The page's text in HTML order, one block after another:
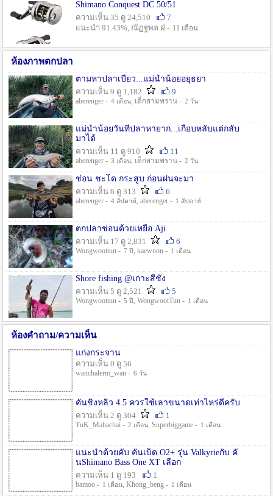
Shimano Conquest DC 50/51
ความเห็น 35 ดู 24,510
7
แนะนำ 91.43%, ณัฏฐพล ฝ่ - 11 เดือน
ห้องภาพตกปลา
ตามหาปลาเบี้ยว...แม่น้ำน้อยอยุธยา
ความเห็น 9 ดู 1,182
9
aberenger - 4 เดือน, เด็กสามพราน - 2 วัน
แม่น้ำน้อยวันที่ปลาหายาก...เกือบหลับแต่กลับ
มาได้
ความเห็น 11 ดู 910
11
aberenger - 3 เดือน, เด็กสามพราน - 2 วัน
ช่อน ชะโด กระสูบ ก่อนฝนจะมา
ความเห็น 6 ดู 313
6
aberenger - 4 สัปดาห์, aberenger - 1 สัปดาห์
ตกปลาช่อนด้วยเหยื่อ Aji
ความเห็น 17 ดู 2,831
6
Wongwoottun - 7 ปี , kaewnon - 1 เดือน
Shore fishing @เกาะสีชัง
ความเห็น 5 ดู 2,521
5
Wongwoottun - 5 ปี , WongwootTun - 1 เดือน
ห้องคำถาม/ความเห็น
แก่งกระจาน
ความเห็น 0 ดู 56
wanchalerm_wan - 6 วัน
คันชิงหลิว 4.5 ควรใช้เลาขนาดเท่าไหร่ดีครับ
ความเห็น 2 ดู 304
1
TuK_Mahachai - 2 เดือน, Superbiggame - 1 เดือน
แนะนำด้วยคับ คันเบ็ด O2+ รุ่น Valkyrieกับ คั
นShimano Bass One XT เลือก
ความเห็น 1 ดู 193
1
bamoo - 1 เดือน, Khong_beng - 1 เดือน